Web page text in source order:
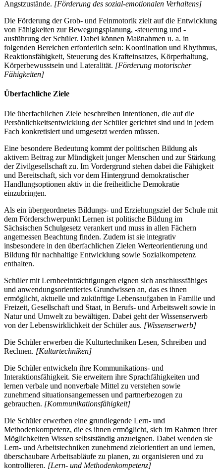
Angstzustände. [Förderung des sozial-emotionalen Verhaltens]
Die Förderung der Grob- und Feinmotorik zielt auf die Entwicklung
von Fähigkeiten zur Bewegungsplanung, -steuerung und -
ausführung der Schüler. Dabei können Maßnahmen u. a. in
folgenden Bereichen erforderlich sein: Koordination und Rhythmus,
Reaktionsfähigkeit, Steuerung des Krafteinsatzes, Körperhaltung,
Körperbewusstsein und Lateralität. [Förderung motorischer
Fähigkeiten]
Überfachliche Ziele
Die überfachlichen Ziele beschreiben Intentionen, die auf die
Persönlichkeitsentwicklung der Schüler gerichtet sind und in jedem
Fach konkretisiert und umgesetzt werden müssen.
Eine besondere Bedeutung kommt der politischen Bildung als
aktivem Beitrag zur Mündigkeit junger Menschen und zur Stärkung
der Zivilgesellschaft zu. Im Vordergrund stehen dabei die Fähigkeit
und Bereitschaft, sich vor dem Hintergrund demokratischer
Handlungsoptionen aktiv in die freiheitliche Demokratie
einzubringen.
Als ein übergeordnetes Bildungs- und Erziehungsziel der Schule mit
dem Förderschwerpunkt Lernen ist politische Bildung im
Sächsischen Schulgesetz verankert und muss in allen Fächern
angemessen Beachtung finden. Zudem ist sie integrativ
insbesondere in den überfachlichen Zielen Werteorientierung und
Bildung für nachhaltige Entwicklung sowie Sozialkompetenz
enthalten.
Schüler mit Lernbeeinträchtigungen eignen sich anschlussfähiges
und anwendungsorientiertes Grundwissen an, das es ihnen
ermöglicht, aktuelle und zukünftige Lebensaufgaben in Familie und
Freizeit, Gesellschaft und Staat, in Berufs- und Arbeitswelt sowie in
Natur und Umwelt zu bewältigen. Dabei geht der Wissenserwerb
von der Lebenswirklichkeit der Schüler aus. [Wissenserwerb]
Die Schüler erwerben die Kulturtechniken Lesen, Schreiben und
Rechnen. [Kulturtechniken]
Die Schüler entwickeln ihre Kommunikations- und
Interaktionsfähigkeit. Sie erweitern ihre Sprachfähigkeiten und
lernen verbale und nonverbale Mittel zu verstehen sowie
zunehmend situationsangemessen und partnerbezogen zu
gebrauchen. [Kommunikationsfähigkeit]
Die Schüler erwerben eine grundlegende Lern- und
Methodenkompetenz, die es ihnen ermöglicht, sich im Rahmen ihrer
Möglichkeiten Wissen selbstständig anzueignen. Dabei wenden sie
Lern- und Arbeitstechniken zunehmend zielorientiert an und lernen,
überschaubare Arbeitsabläufe zu planen, zu organisieren und zu
kontrollieren. [Lern- und Methodenkompetenz]